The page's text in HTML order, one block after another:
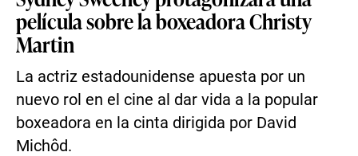
película sobre la boxeadora Christy
Martin
La actriz estadounidense apuesta por un
nuevo rol en el cine al dar vida a la popular
boxeadora en la cinta dirigida por David
Michôd.